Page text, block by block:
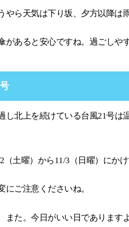
やら天気は下り坂、夕方以降は
があると安心ですね。過ごしや
し北上を続けている台風21号は
（土曜）から11/3（日曜）にか
にご注意くださいね。
また。今日がいい日であります